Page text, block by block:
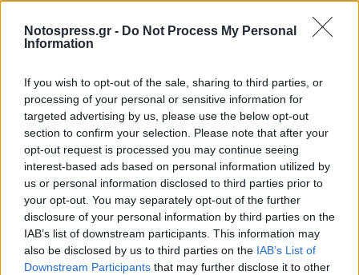
Notospress.gr - Do Not Process My Personal
Information
If you wish to opt-out of the sale, sharing to third parties, or
processing of your personal or sensitive information for
targeted advertising by us, please use the below opt-out
section to confirm your selection. Please note that after your
opt-out request is processed you may continue seeing
interest-based ads based on personal information utilized by
us or personal information disclosed to third parties prior to
your opt-out. You may separately opt-out of the further
disclosure of your personal information by third parties on the
IAB’s list of downstream participants. This information may
also be disclosed by us to third parties on the IAB’s List of
Downstream Participants that may further disclose it to other